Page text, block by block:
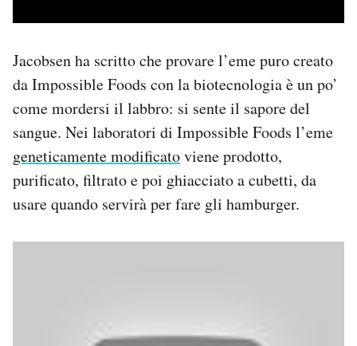
Jacobsen ha scritto che provare l’eme puro creato
da Impossible Foods con la biotecnologia è un po’
come mordersi il labbro: si sente il sapore del
sangue. Nei laboratori di Impossible Foods l’eme
geneticamente modificatoviene prodotto,
purificato, filtrato e poi ghiacciato a cubetti, da
usare quando servirà per fare gli hamburger.